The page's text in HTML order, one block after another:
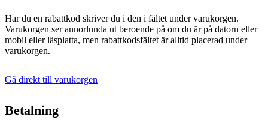
Har du en rabattkod skriver du i den i fältet under varukorgen.
Varukorgen ser annorlunda ut beroende på om du är på datorn eller
mobil eller läsplatta, men rabattkodsfältet är alltid placerad under
varukorgen.
Gå direkt till varukorgen
Betalning